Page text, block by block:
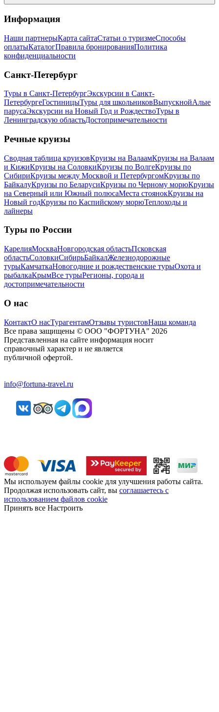
Информация
Наши партнерыКарта сайтаСтатьи о туризмеСпособы
оплатыКаталогПравила бронированияПолитика
конфиденциальности
Санкт-Петербург
Туры в Санкт-ПетербургЭкскурсии в Санкт-
ПетербургеГостиницыТуры для школьниковВыпускнойАлые
парусаЭкскурсии на Новый Год и РождествоТуры в
Ленинградскую областьДостопримечательности
Речные круизы
Сводная таблица круизовКруизы на ВалаамКруизы на Валаам
и КижиКруизы на СоловкиКруизы по ВолгеКруизы по
СибириКруизы между Москвой и ПетербургомКруизы по
БайкалуКруизы по БеларусиКруизы по Черному морюКруизы
на Северный или Южный полюсаМеста стоянокКруизы на
Новый годКруизы по Каспийскому морюТеплоходы и
лайнеры
Туры по России
КарелияМоскваНовгородская областьПсковская
областьСоловкиСибирьБайкалЖелезнодорожные
турыКамчаткаНовогодние и рождественские турыОхота и
рыбалкаКрымВсе турыРегионы, города и
достопримечательности
О нас
КонтактО насТурагентамОтзывы туристовНаша команда
Все права защищены © ООО "ФОРТУНА" 2026
Представленная на сайте информация носит
справочный характер и не является
публичной офертой.
info@fortuna-travel.ru
Мы используем файлы cookie для улучшения работы сайта.
Продолжая использовать сайт, вы соглашаетесь с
использованием файлов cookie
Принять все Настроить